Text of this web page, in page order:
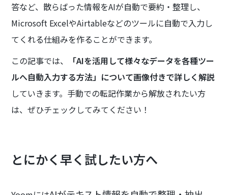
答など、散らばった情報をAIが自動で要約・整理し、
Microsoft ExcelやAirtableなどのツールに自動で入力し
てくれる仕組みを作ることができます。
この記事では、
「AIを活用して様々なデータを各種ツー
ルへ自動入力する方法」について画像付きで詳しく解説
していきます。手動での転記作業から解放されたい方
は、ぜひチェックしてみてください！
とにかく早く試したい方へ